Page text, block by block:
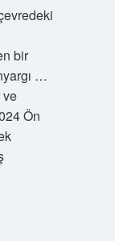
bir
…
ve
Ön